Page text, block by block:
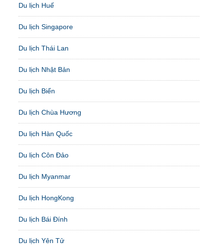
Du lịch Huế
Du lịch Singapore
Du lịch Thái Lan
Du lịch Nhật Bản
Du lịch Biển
Du lịch Chùa Hương
Du lịch Hàn Quốc
Du lịch Côn Đảo
Du lịch Myanmar
Du lịch HongKong
Du lịch Bái Đính
Du lịch Yên Tử